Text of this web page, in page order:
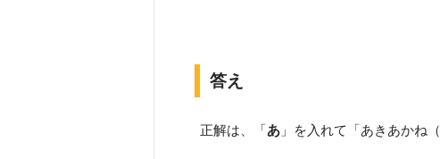
答え
正解は、「あ 」を入れて「あきあかね（